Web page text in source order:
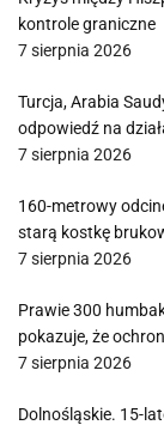
kontrole graniczne
7 sierpnia 2026
Turcja, Arabia
odpowiedź na
7 sierpnia 2026
160-metrowy
starą kostkę
7 sierpnia 2026
Prawie 300
pokazuje, że
7 sierpnia 2026
Dolnośląskie. 15-